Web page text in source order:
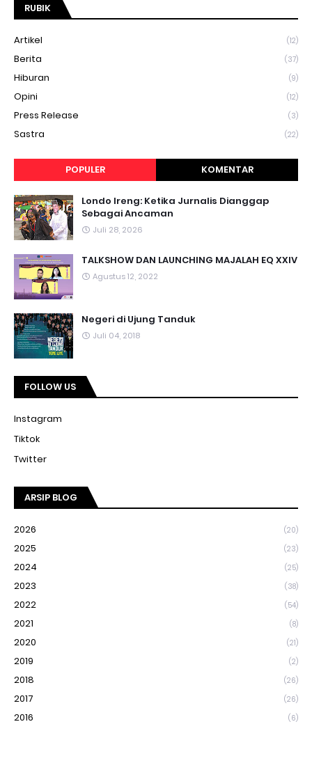
RUBIK
Artikel (12)
Berita (37)
Hiburan (9)
Opini (12)
Press Release (3)
Sastra (22)
POPULER KOMENTAR
Londo Ireng: Ketika Jurnalis Dianggap
Sebagai Ancaman
Juli 28, 2026
TALKSHOW DAN LAUNCHING MAJALAH EQ XXIV
Agustus 12, 2022
Negeri di Ujung Tanduk
Juli 04, 2018
FOLLOW US
Instagram
Tiktok
Twitter
ARSIP BLOG
2026 (20)
2025 (23)
2024 (25)
2023 (38)
2022 (54)
2021 (8)
2020 (21)
2019 (2)
2018 (26)
2017 (26)
2016 (6)